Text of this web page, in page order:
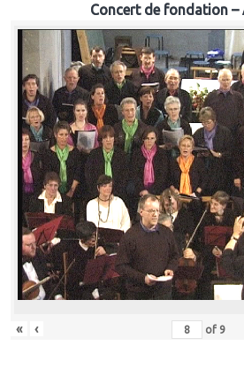
Concert de fondation –
« ‹ of 9